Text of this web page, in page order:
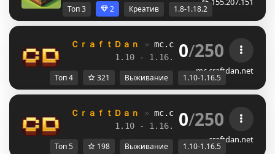
Топ 3 2 Креатив 1.8-1.18.2
ＣｒａｆｔＤａｎ » mc.craftdan.net //
1.10 - 1.16.5 //
0/250
mc.craftdan.net
Топ 4 321 Выживание 1.10-1.16.5
ＣｒａｆｔＤａｎ » mc.craftdan.net //
1.10 - 1.16.5 //
0/250
craftdan.net
Топ 5 198 Выживание 1.10-1.16.5